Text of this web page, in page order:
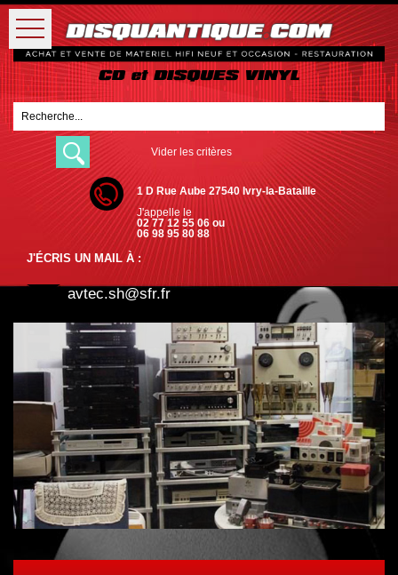
Vider les critères
1 D Rue Aube 27540 Ivry-la-Bataille
J'appelle le
02 77 12 55 06 ou
06 98 95 80 88
J'ÉCRIS UN MAIL À :
avtec.sh@sfr.fr